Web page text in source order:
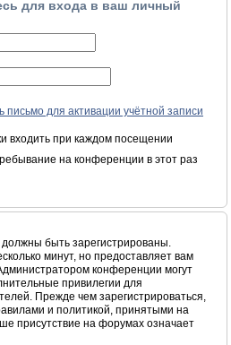
для входа в ваш личный
письмо для активации учётной записи
входить при каждом посещении
на конференции в этот раз
быть зарегистрированы.
минут, но предоставляет вам
конференции могут
привилегии для
Прежде чем зарегистрироваться,
и политикой, принятыми на
присутствие на форумах означает